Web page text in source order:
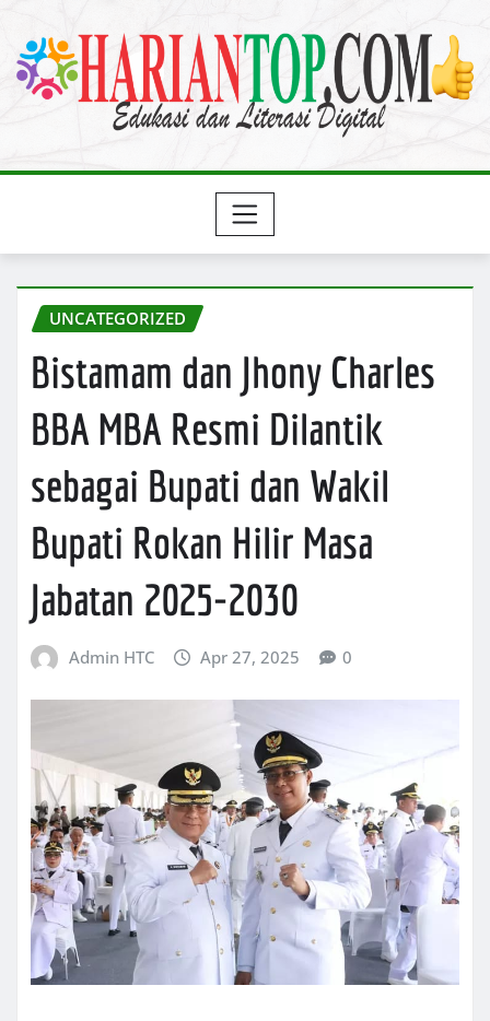
content
UNCATEGORIZED
Bistamam dan Jhony Charles
BBA MBA Resmi Dilantik
sebagai Bupati dan Wakil
Bupati Rokan Hilir Masa
Jabatan 2025-2030
Admin HTC Apr 27, 2025 0